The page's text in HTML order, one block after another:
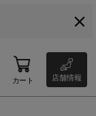
カート 店舗情報